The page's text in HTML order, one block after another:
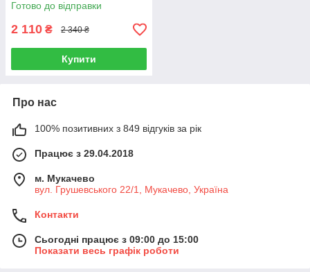
Готово до відправки
2 110 ₴ 2 340 ₴
Купити
Про нас
100% позитивних з 849 відгуків за рік
Працює з 29.04.2018
м. Мукачево
вул. Грушевського 22/1, Мукачево, Україна
Контакти
Сьогодні працює з 09:00 до 15:00
Показати весь графік роботи